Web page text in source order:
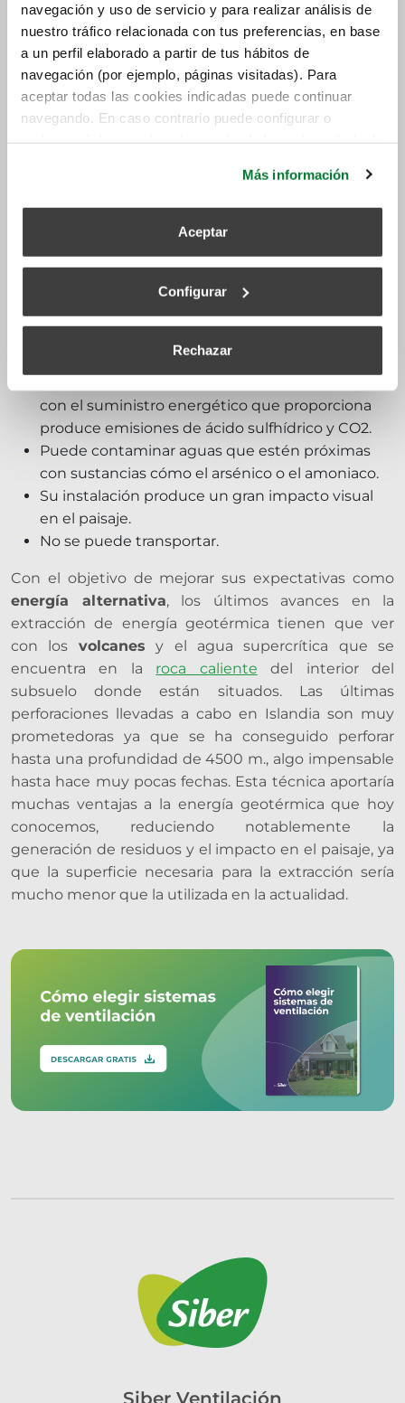
navegación y uso de servicio y para realizar análisis de
nuestro tráfico relacionada con tus preferencias, en base
a un perfil elaborado a partir de tus hábitos de
navegación (por ejemplo, páginas visitadas). Para
aceptar todas las cookies indicadas puede continuar
navegando. En caso contrario puede configurar o
Más información
Aceptar
Configurar
Rechazar
Enegía geotérmica: ventajas
y desventajas
Entre sus ventajascabe destacar:
Su coste es bajo y no implica riesgos derivados
Se puede obtener en cualquier parte de la
Los residuos que produce son mínimos en
relación con los generados por otras fuentes de
inconvenientes
con el suministro energético que proporciona
produce emisiones de ácido sulfhídrico y CO2.
Puede contaminar aguas que estén próximas
con sustancias cómo el arsénico o el amoniaco.
Su instalación produce un gran impacto visual
en el paisaje.
No se puede transportar.
Con el objetivo de mejorar sus expectativas como
energía alternativa, los últimos avances en la
extracción de energía geotérmica tienen que ver
con los volcanes y el agua supercrítica que se
encuentra en la roca caliente del interior del
subsuelo donde están situados. Las últimas
perforaciones llevadas a cabo en Islandia son muy
prometedoras ya que se ha conseguido perforar
hasta una profundidad de 4500 m., algo impensable
hasta hace muy pocas fechas. Esta técnica aportaría
muchas ventajas a la energía geotérmica que hoy
conocemos, reduciendo notablemente la
generación de residuos y el impacto en el paisaje, ya
que la superficie necesaria para la extracción sería
mucho menor que la utilizada en la actualidad.
Siber Ventilación